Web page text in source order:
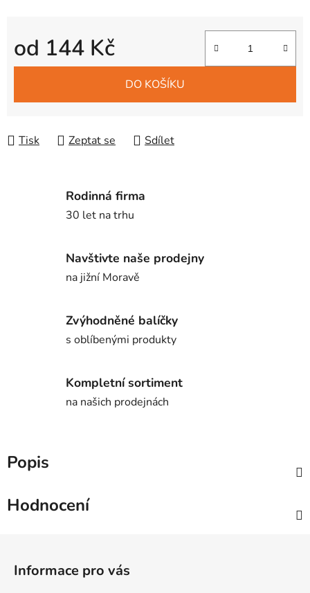
od 144 Kč
Měrná cena:
DO KOŠÍKU
Tisk Zeptat se Sdílet
Rodinná firma
30 let na trhu
Navštivte naše prodejny
na jižní Moravě
Zvýhodněné balíčky
s oblíbenými produkty
Kompletní sortiment
na našich prodejnách
Popis
Hodnocení
Informace pro vás